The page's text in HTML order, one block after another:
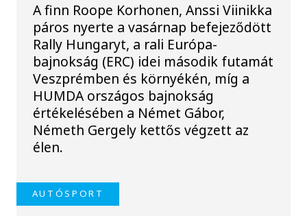
A finn Roope Korhonen, Anssi Viinikka
páros nyerte a vasárnap befejeződött
Rally Hungaryt, a rali Európa-
bajnokság (ERC) idei második futamát
Veszprémben és környékén, míg a
HUMDA országos bajnokság
értékelésében a Német Gábor,
Németh Gergely kettős végzett az
élen.
AUTÓSPORT